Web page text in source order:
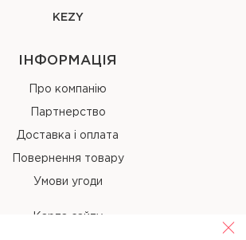
KEZY
ІНФОРМАЦІЯ
Про компанію
Партнерство
Доставка і оплата
Повернення товару
Умови угоди
Карта сайту